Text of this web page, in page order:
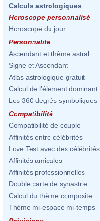
Calculs astrologiques
Horoscope personnalisé
Horoscope du jour
Personnalité
Ascendant et thème astral
Signe et Ascendant
Atlas astrologique gratuit
Calcul de l'élément dominant
Les 360 degrés symboliques
Compatibilité
Compatibilité de couple
Affinités entre célébrités
Love Test avec des célébrités
Affinités amicales
Affinités professionnelles
Double carte de synastrie
Calcul du thème composite
Thème mi-espace mi-temps